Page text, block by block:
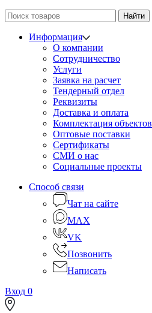
Найти
Информация
О компании
Сотрудничество
Услуги
Заявка на расчет
Тендерный отдел
Реквизиты
Доставка и оплата
Комплектация объектов
Оптовые поставки
Сертификаты
СМИ о нас
Социальные проекты
Способ связи
Чат на сайте
MAX
VK
Позвонить
Написать
Вход 0